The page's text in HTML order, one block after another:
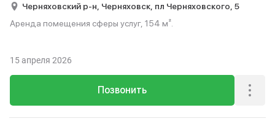
Черняховский р-н, Черняховск, пл Черняховского, 5
Аренда помещения сферы услуг, 154 м².
Позвонить
15 апреля 2026